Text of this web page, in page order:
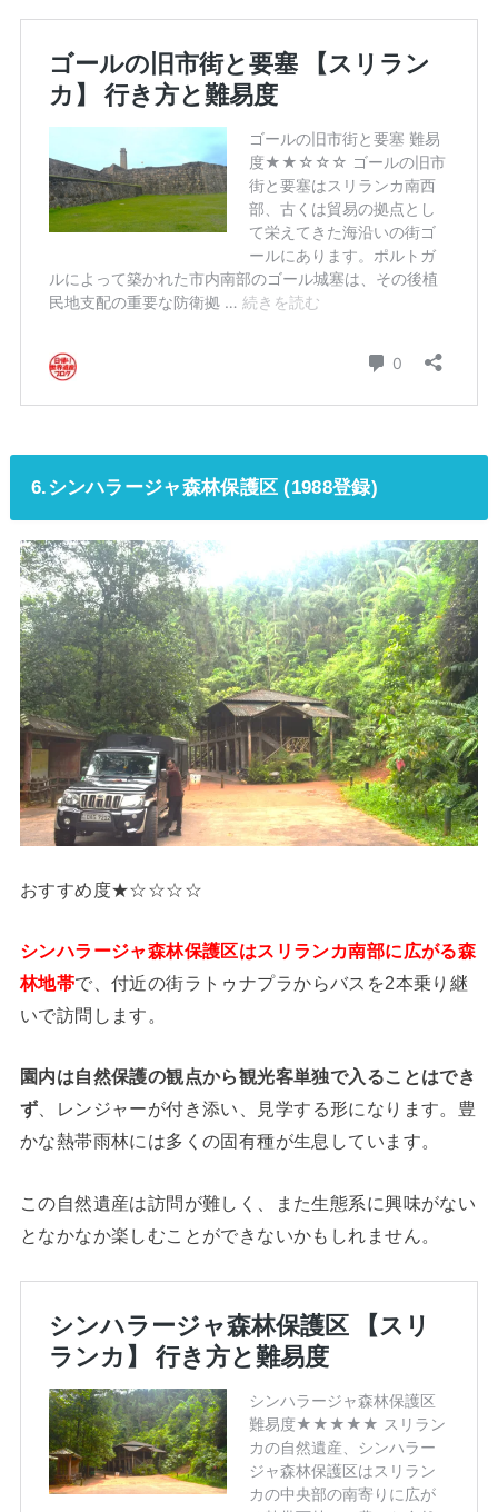
6.シンハラージャ森林保護区 (1988登録)
おすすめ度★☆☆☆☆
シンハラージャ森林保護区はスリランカ南部に広がる森
林地帯で、付近の街ラトゥナプラからバスを2本乗り継
いで訪問します。
園内は自然保護の観点から観光客単独で入ることはでき
ず 、レンジャーが付き添い、見学する形になります。豊
かな熱帯雨林には多くの固有種が生息しています。
この自然遺産は訪問が難しく、また生態系に興味がない
となかなか楽しむことができないかもしれません。